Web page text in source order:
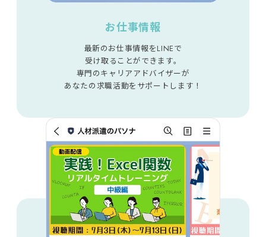
お仕事情報
最新のお仕事情報をLINEで
受け取ることができます。
専門のキャリアアドバイザーが
あなたの求職活動をサポートします！